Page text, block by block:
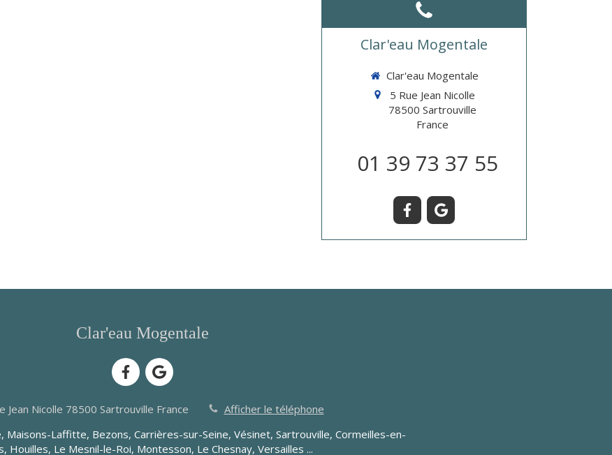
Clar'eau Mogentale
Clar'eau Mogentale
5 Rue Jean Nicolle
78500 Sartrouville
France
01 39 73 37 55
Clar'eau Mogentale
Jean Nicolle 78500 Sartrouville France
Afficher le téléphone
Maisons-Laffitte, Bezons, Carrières-sur-Seine, Vésinet, Sartrouville, Cormeilles-en-
Houilles, Le Mesnil-le-Roi, Montesson, Le Chesnay, Versailles ...